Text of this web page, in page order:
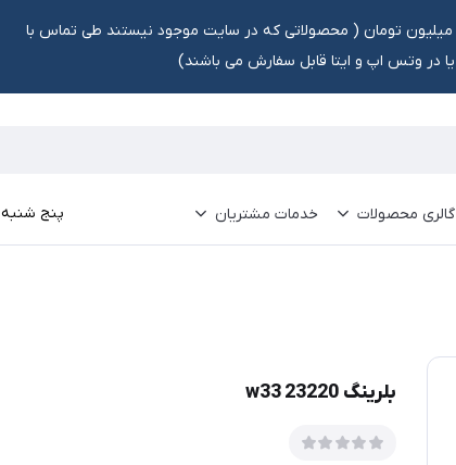
تخفیف ۵ درصد برای سفارشات بالای ۱۰ میلیون تومان ‌‌(‌‌ محصولاتی که در سایت موجود نیستند طی تماس با
گالری محصولات خدمات مشتریان پنج شنبه 15 مرداد 1405
بلرینگ 23220 w33